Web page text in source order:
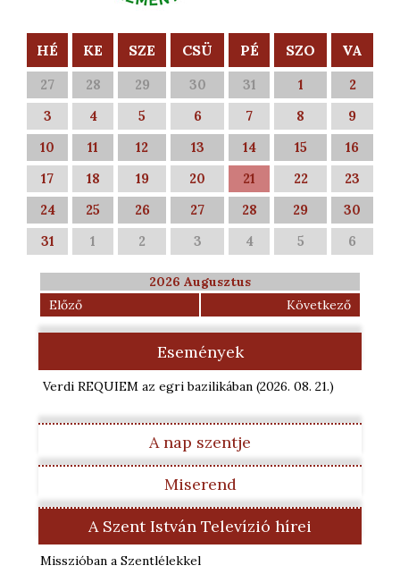
HÉ KE SZE CSÜ PÉ SZO VA
27 28 29 30 31 1
2
3
4 5 6 7 8
9
10
11 12 13 14 15
16
17
18 19 20 21 22
23
24
25 26 27 28 29
30
31
1 2 3 4 5 6
2026 Augusztus
Előző
Következő
Események
Verdi REQUIEM az egri bazilikában (2026. 08. 21.)
A nap szentje
Miserend
A Szent István Televízió hírei
Misszióban a Szentlélekkel